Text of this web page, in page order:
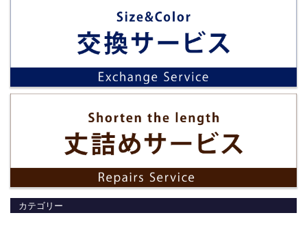
カテゴリー